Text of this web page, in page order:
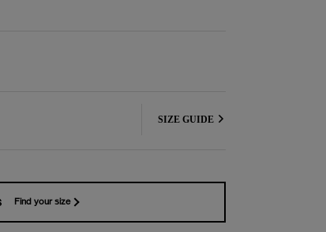
SIZE GUIDE
Find your size